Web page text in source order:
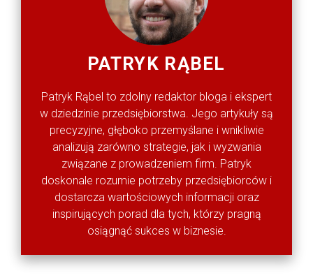
PATRYK RĄBEL
Patryk Rąbel to zdolny redaktor bloga i ekspert
w dziedzinie przedsiębiorstwa. Jego artykuły są
precyzyjne, głęboko przemyślane i wnikliwie
analizują zarówno strategie, jak i wyzwania
związane z prowadzeniem firm. Patryk
doskonale rozumie potrzeby przedsiębiorców i
dostarcza wartościowych informacji oraz
inspirujących porad dla tych, którzy pragną
osiągnąć sukces w biznesie.